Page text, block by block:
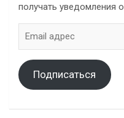
получать уведомления
адрес
Подписаться